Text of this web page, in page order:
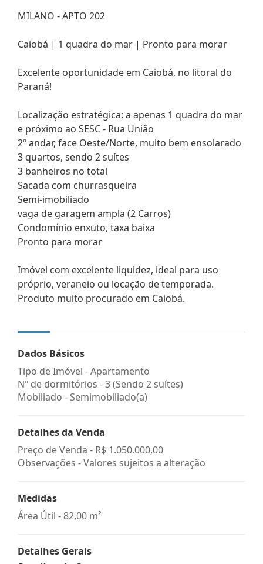
MILANO - APTO 202
Caiobá | 1 quadra do mar | Pronto para morar
Excelente oportunidade em Caiobá, no litoral do
Paraná!
Localização estratégica: a apenas 1 quadra do mar
e próximo ao SESC - Rua União
2º andar, face Oeste/Norte, muito bem ensolarado
3 quartos, sendo 2 suítes
3 banheiros no total
Sacada com churrasqueira
Semi-imobiliado
vaga de garagem ampla (2 Carros)
Condomínio enxuto, taxa baixa
Pronto para morar
Imóvel com excelente liquidez, ideal para uso
próprio, veraneio ou locação de temporada.
Produto muito procurado em Caiobá.
Dados Básicos
Tipo de Imóvel - Apartamento
Nº de dormitórios - 3 (Sendo 2 suítes)
Mobiliado - Semimobiliado(a)
Detalhes da Venda
Preço de Venda - R$ 1.050.000,00
Observações - Valores sujeitos a alteração
Medidas
Área Útil - 82,00 m²
Detalhes Gerais